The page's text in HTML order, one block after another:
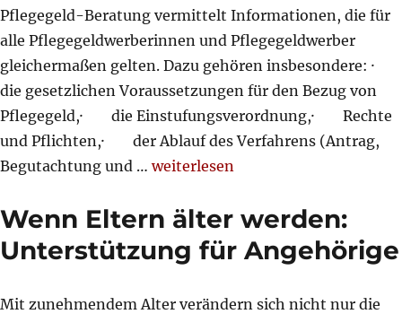
Pflegegeld-Beratung vermittelt Informationen, die für
alle Pflegegeldwerberinnen und Pflegegeldwerber
gleichermaßen gelten. Dazu gehören insbesondere: ·
die gesetzlichen Voraussetzungen für den Bezug von
Pflegegeld,· die Einstufungsverordnung,· Rechte
und Pflichten,· der Ablauf des Verfahrens (Antrag,
Begutachtung und …„Pflegegeld-Beratung: welche
weiterlesen
Wenn Eltern älter werden:
Unterstützung für Angehörige
Mit zunehmendem Alter verändern sich nicht nur die